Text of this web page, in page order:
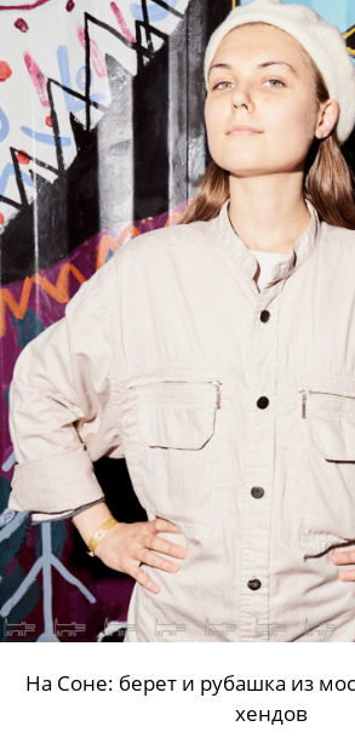
На Соне: берет и рубашка из
хендов